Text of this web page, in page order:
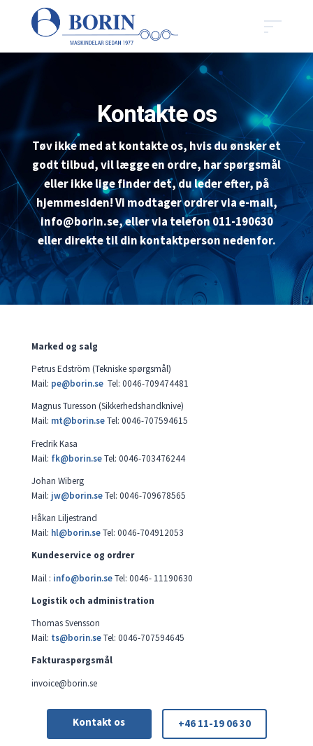
Kontakte os
Tøv ikke med at kontakte os, hvis du ønsker et
godt tilbud, vil lægge en ordre, har spørgsmål
eller ikke lige finder det, du leder efter, på
hjemmesiden! Vi modtager ordrer via e-mail,
info@borin.se, eller via telefon 011-190630
eller direkte til din kontaktperson nedenfor.
Marked og salg
Petrus Edström (Tekniske spørgsmål)
Mail: pe@borin.seTel: 0046-709474481
Magnus Turesson (Sikkerhedshandknive)
Mail: mt@borin.seTel: 0046-707594615
Fredrik Kasa
Mail: fk@borin.seTel: 0046-703476244
Johan Wiberg
Mail: jw@borin.seTel: 0046-709678565
Håkan Liljestrand
Mail: hl@borin.seTel: 0046-704912053
Kundeservice og ordrer
Mail : info@borin.seTel: 0046- 11190630
Logistik och administration
Thomas Svensson
Mail: ts@borin.seTel: 0046-707594645
Fakturaspørgsmål
invoice@borin.se
Kontakt os +46 11-19 06 30